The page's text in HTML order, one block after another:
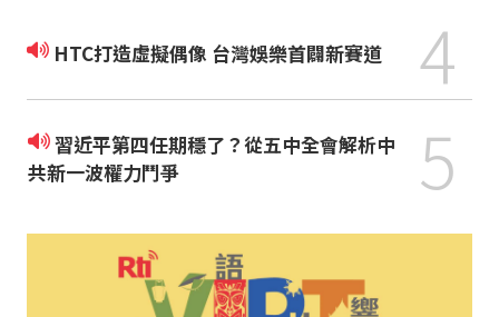
HTC打造虛擬偶像 台灣娛樂首闢新賽道 4
習近平第四任期穩了？從五中全會解析中
共新一波權力鬥爭
5